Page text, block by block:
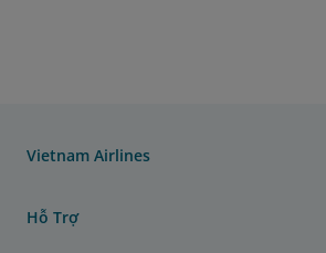
Vietnam Airlines
Hỗ Trợ